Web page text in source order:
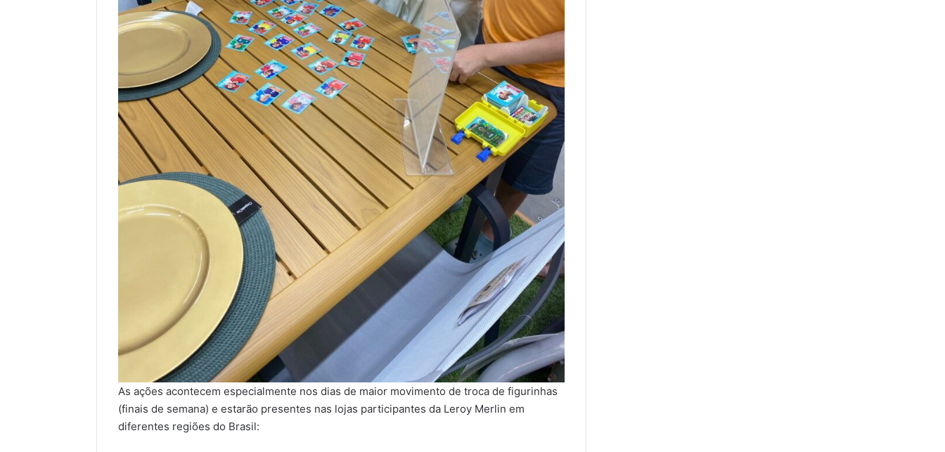
As ações acontecem especialmente nos dias de maior movimento de troca de figurinhas
(finais de semana) e estarão presentes nas lojas participantes da Leroy Merlin em
diferentes regiões do Brasil: